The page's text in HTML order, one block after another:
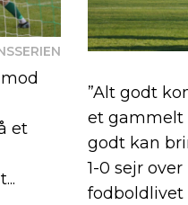
et
”Alt godt
et gammelt
godt kan
1-0 sejr
fodboldlivet